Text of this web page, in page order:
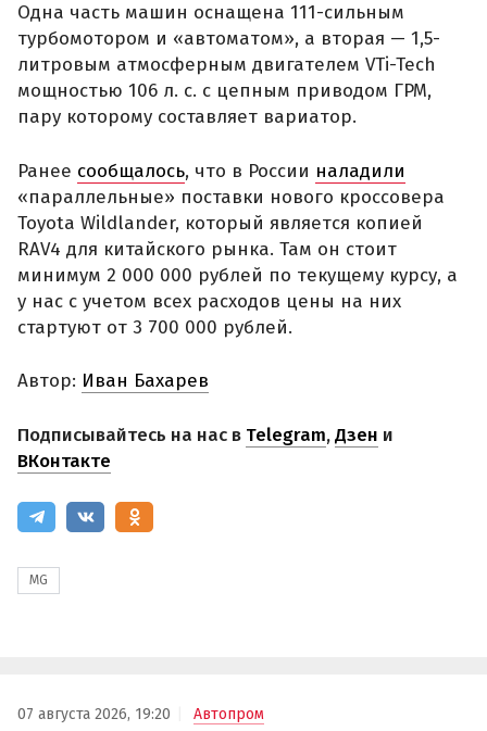
Одна часть машин оснащена 111-сильным
турбомотором и «автоматом», а вторая — 1,5-
литровым атмосферным двигателем VTi-Tech
мощностью 106 л. с. с цепным приводом ГРМ,
пару которому составляет вариатор.
Ранее сообщалось, что в России наладили
«параллельные» поставки нового кроссовера
Toyota Wildlander, который является копией
RAV4 для китайского рынка. Там он стоит
минимум 2 000 000 рублей по текущему курсу, а
у нас с учетом всех расходов цены на них
стартуют от 3 700 000 рублей.
Автор: Иван Бахарев
Подписывайтесь на нас в Telegram,Дзен и
ВКонтакте
MG
07 августа 2026, 19:20 Автопром